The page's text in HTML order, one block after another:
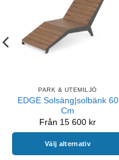
PARK & UTEMILJÖ
EDGE Solsäng|solbänk 60
Cm
Från 15 600 kr
Välj alternativ